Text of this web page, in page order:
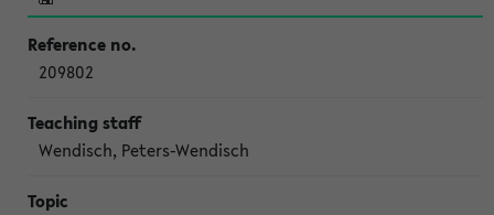
209802
Wendisch, Peters-Wendisch